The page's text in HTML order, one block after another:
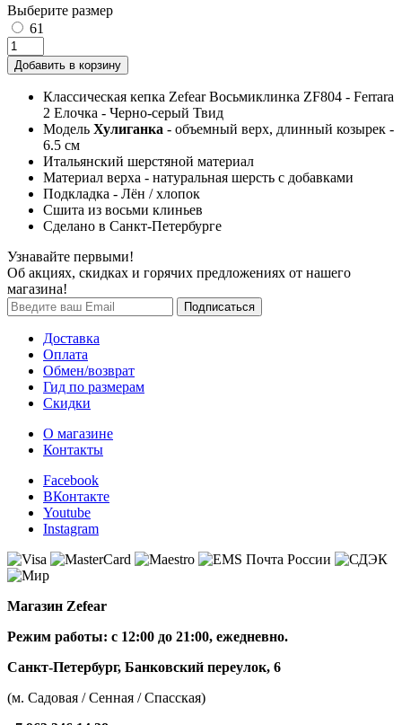
Выберите размер
61
Добавить в корзину
Классическая кепка Zefear Восьмиклинка ZF804 - Ferrara
2 Елочка - Черно-серый Твид
Модель Хулиганка - объемный верх, длинный козырек -
6.5 см
Итальянский шерстяной материал
Материал верха - натуральная шерсть с добавками
Подкладка - Лён / хлопок
Сшита из восьми клиньев
Сделано в Санкт-Петербурге
Узнавайте первыми!
Об акциях, скидках и горячих предложениях от нашего
магазина!
Доставка
Оплата
Обмен/возврат
Гид по размерам
Скидки
О магазине
Контакты
Facebook
ВКонтакте
Youtube
Instagram
Магазин Zefear
Режим работы: с 12:00 до 21:00, ежедневно.
Санкт-Петербург, Банковский переулок, 6
(м. Садовая / Сенная / Спасская)